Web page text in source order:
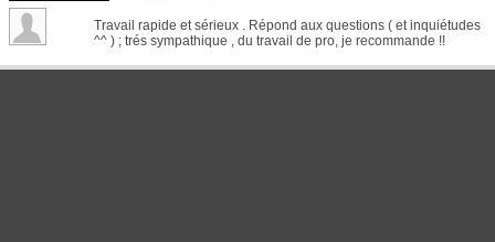
Travail rapide et sérieux . Répond aux questions ( et inquiétudes
^^ ) ; trés sympathique , du travail de pro, je recommande !!